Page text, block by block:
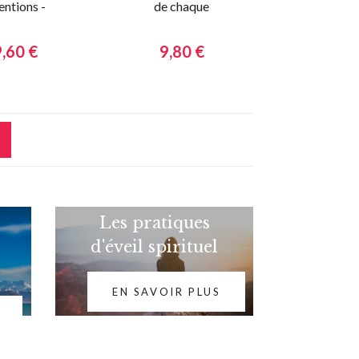
-
- Buts
-
€
de chaque
9,80 €
Les pratiques
d'éveil spirituel
EN SAVOIR PLUS